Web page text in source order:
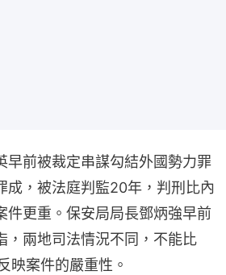
早前被裁定串謀勾結外國勢力罪
成，被法庭判監20年，判刑比內
件更重。保安局局長鄧炳強早前
，兩地司法情況不同，不能比
映案件的嚴重性。